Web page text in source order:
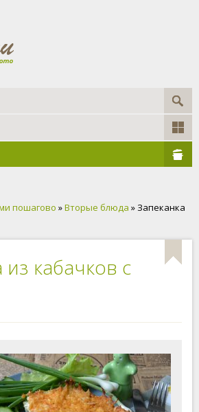
пошагово »Вторые блюда » Запеканка
кабачков с